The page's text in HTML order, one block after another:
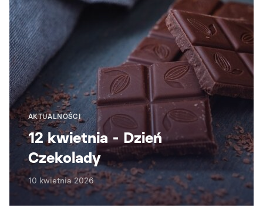
AKTUALNOŚCI
12 kwietnia - Dzień
Czekolady
10 kwietnia 2026